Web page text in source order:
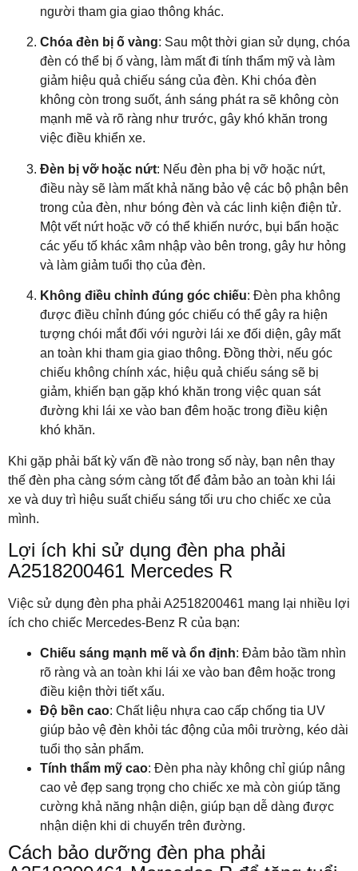
người tham gia giao thông khác.
Chóa đèn bị ố vàng: Sau một thời gian sử dụng, chóa
đèn có thể bị ố vàng, làm mất đi tính thẩm mỹ và làm
giảm hiệu quả chiếu sáng của đèn. Khi chóa đèn
không còn trong suốt, ánh sáng phát ra sẽ không còn
mạnh mẽ và rõ ràng như trước, gây khó khăn trong
việc điều khiển xe.
Đèn bị vỡ hoặc nứt: Nếu đèn pha bị vỡ hoặc nứt,
điều này sẽ làm mất khả năng bảo vệ các bộ phận bên
trong của đèn, như bóng đèn và các linh kiện điện tử.
Một vết nứt hoặc vỡ có thể khiến nước, bụi bẩn hoặc
các yếu tố khác xâm nhập vào bên trong, gây hư hỏng
và làm giảm tuổi thọ của đèn.
Không điều chỉnh đúng góc chiếu: Đèn pha không
được điều chỉnh đúng góc chiếu có thể gây ra hiện
tượng chói mắt đối với người lái xe đối diện, gây mất
an toàn khi tham gia giao thông. Đồng thời, nếu góc
chiếu không chính xác, hiệu quả chiếu sáng sẽ bị
giảm, khiến bạn gặp khó khăn trong việc quan sát
đường khi lái xe vào ban đêm hoặc trong điều kiện
khó khăn.
Khi gặp phải bất kỳ vấn đề nào trong số này, bạn nên thay
thế đèn pha càng sớm càng tốt để đảm bảo an toàn khi lái
xe và duy trì hiệu suất chiếu sáng tối ưu cho chiếc xe của
mình.
Lợi ích khi sử dụng đèn pha phải
A2518200461 Mercedes R
Việc sử dụng đèn pha phải A2518200461 mang lại nhiều lợi
ích cho chiếc Mercedes-Benz R của bạn:
Chiếu sáng mạnh mẽ và ổn định: Đảm bảo tầm nhìn
rõ ràng và an toàn khi lái xe vào ban đêm hoặc trong
điều kiện thời tiết xấu.
Độ bền cao: Chất liệu nhựa cao cấp chống tia UV
giúp bảo vệ đèn khỏi tác động của môi trường, kéo dài
tuổi thọ sản phẩm.
Tính thẩm mỹ cao: Đèn pha này không chỉ giúp nâng
cao vẻ đẹp sang trọng cho chiếc xe mà còn giúp tăng
cường khả năng nhận diện, giúp bạn dễ dàng được
nhận diện khi di chuyển trên đường.
Cách bảo dưỡng đèn pha phải